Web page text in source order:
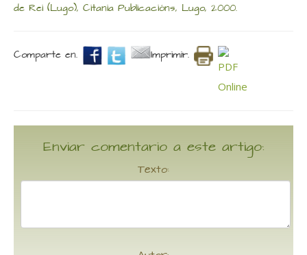
de Rei (Lugo), Citania Publicacións, Lugo, 2000.
Comparte en. Imprimir.
Enviar comentario a este artigo:
Texto: